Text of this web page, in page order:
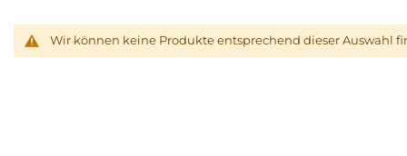
Wir können keine Produkte entsprechend dieser Auswahl